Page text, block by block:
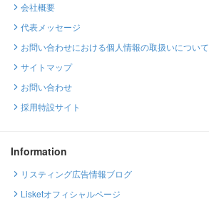
会社概要
代表メッセージ
お問い合わせにおける個人情報の取扱いについて
サイトマップ
お問い合わせ
採用特設サイト
Information
リスティング広告情報ブログ
Lisketオフィシャルページ